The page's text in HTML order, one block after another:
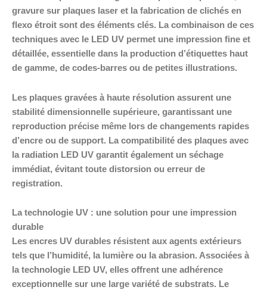
gravure sur plaques laser et la fabrication de clichés en
flexo étroit sont des éléments clés. La combinaison de ces
techniques avec le LED UV permet une impression fine et
détaillée, essentielle dans la production d’étiquettes haut
de gamme, de codes-barres ou de petites illustrations.
Les plaques gravées à haute résolution assurent une
stabilité dimensionnelle supérieure, garantissant une
reproduction précise même lors de changements rapides
d’encre ou de support. La compatibilité des plaques avec
la radiation LED UV garantit également un séchage
immédiat, évitant toute distorsion ou erreur de
registration.
La technologie UV : une solution pour une impression
durable
Les encres UV durables résistent aux agents extérieurs
tels que l’humidité, la lumière ou la abrasion. Associées à
la technologie LED UV, elles offrent une adhérence
exceptionnelle sur une large variété de substrats. Le